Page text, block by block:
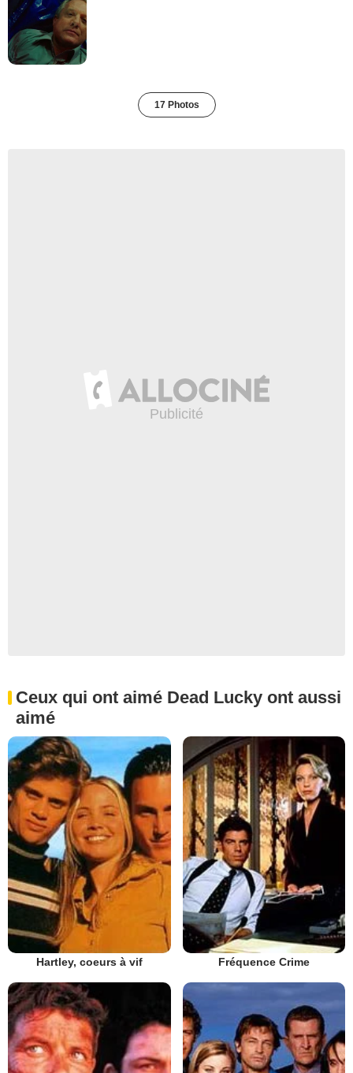
17 Photos
Ceux qui ont aimé Dead Lucky ont aussi
aimé
Hartley, coeurs à vif Fréquence Crime